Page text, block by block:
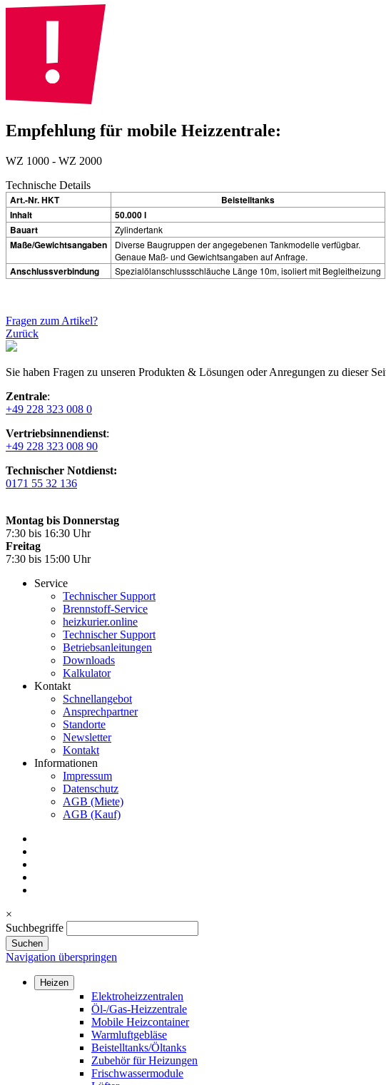
Empfehlung für mobile Heizzentrale:
WZ 1000 - WZ 2000
Technische Details
Art.-Nr. HKT
Beistelltanks
Inhalt
50.000 l
Bauart
Zylindertank
Maße/Gewichtsangaben
Diverse Baugruppen der angegebenen Tankmodelle verfügbar.
Genaue Maß- und Gewichtsangaben auf Anfrage.
Anschlussverbindung Spezialölanschlussschläuche Länge 10m, isoliert mit Begleitheizung
Fragen zum Artikel?
Zurück
Sie haben Fragen zu unseren Produkten & Lösungen oder Anregungen zu dieser
Zentrale:
+49 228 323 008 0
Vertriebsinnendienst:
+49 228 323 008 90
Technischer Notdienst:
0171 55 32 136
Montag bis Donnerstag
7:30 bis 16:30 Uhr
Freitag
7:30 bis 15:00 Uhr
Service
Technischer Support
Brennstoff-Service
heizkurier.online
Technischer Support
Betriebsanleitungen
Downloads
Kalkulator
Kontakt
Schnellangebot
Ansprechpartner
Standorte
Newsletter
Kontakt
Informationen
Impressum
Datenschutz
AGB (Miete)
AGB (Kauf)
×
Suchbegriffe
Suchen
Navigation überspringen
Heizen
Elektroheizzentralen
Öl-/Gas-Heizzentrale
Mobile Heizcontainer
Warmluftgebläse
Beistelltanks/Öltanks
Zubehör für Heizungen
Frischwassermodule